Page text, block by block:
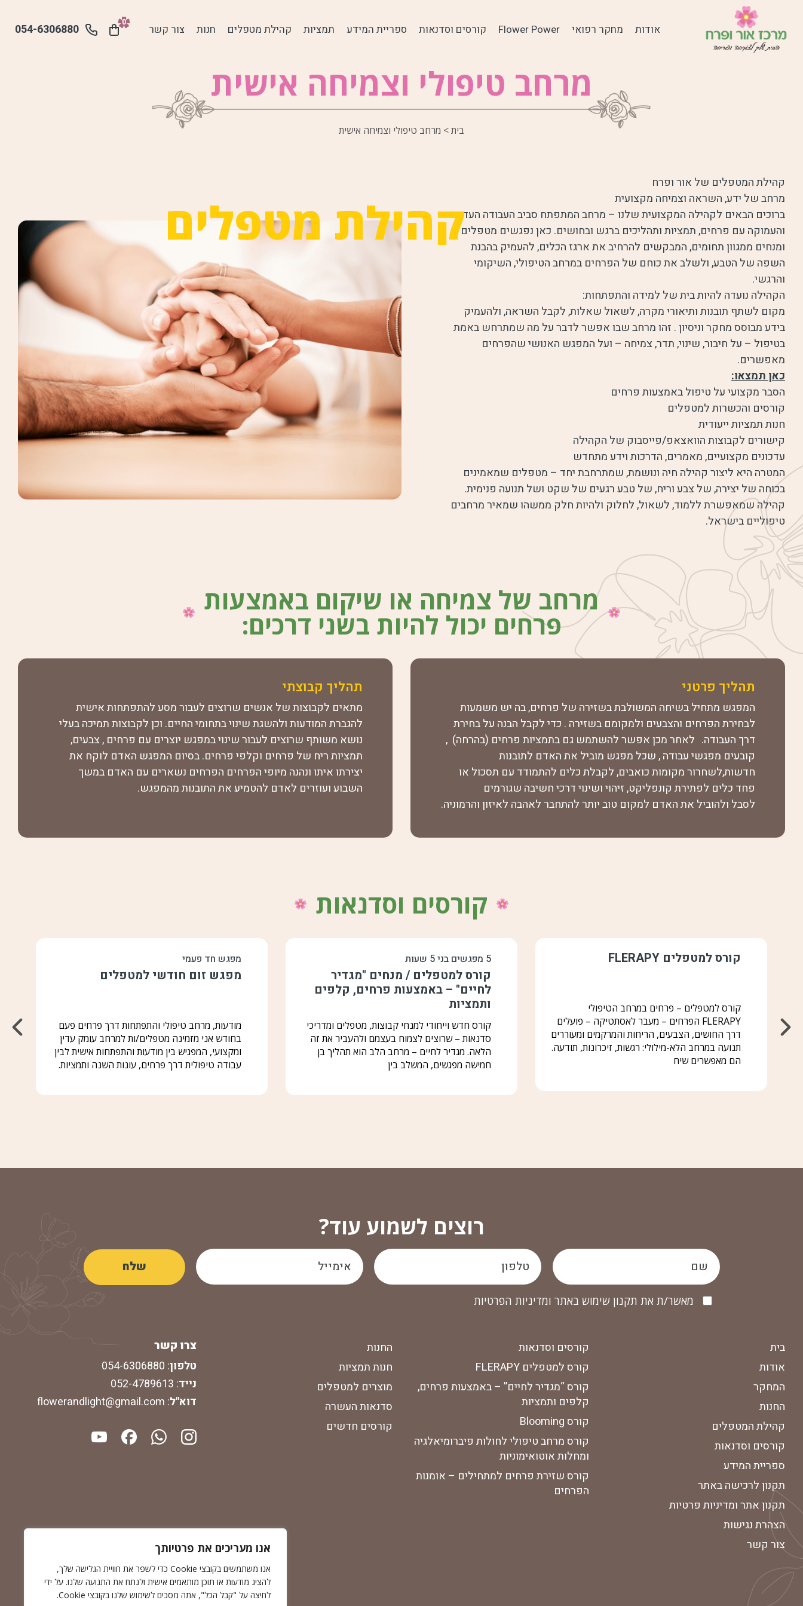
אנו מעריכים את פרטיותך
אנו משתמשים בקובצי Cookie כדי לשפר את חוויית הגלישה שלך,
להציג מודעות או תוכן מותאמים אישית ולנתח את התנועה שלנו. על ידי
לחיצה על "קבל הכל", אתה מסכים לשימוש שלנו בקובצי Cookie.
אודות מחקר רפואי Flower Power קורסים וסדנאות ספריית המידע תמציות קהילת מטפלים חנות צור קשר 0
054-6306880
מרחב טיפולי וצמיחה אישית
בית> מרחב טיפולי וצמיחה אישית
קהילת המטפלים של אור ופרח
מרחב של ידע, השראה וצמיחה מקצועית
ברוכים הבאים לקהילה המקצועית שלנו – מרחב המתפתח סביב העבודה העדינה
והעמוקה עם פרחים, תמציות ותהליכים ברגש ובחושים. כאן נפגשים מטפלים
ומנחים ממגוון תחומים, המבקשים להרחיב את ארגז הכלים, להעמיק בהבנת
השפה של הטבע, ולשלב את כוחם של הפרחים במרחב הטיפולי, השיקומי
והרגשי.
הקהילה נועדה להיות בית של למידה והתפתחות:
מקום לשתף תובנות ותיאורי מקרה, לשאול שאלות, לקבל השראה, ולהעמיק
בידע מבוסס מחקר וניסיון . זהו מרחב שבו אפשר לדבר על מה שמתרחש באמת
בטיפול – על חיבור, שינוי, תדר, צמיחה – ועל המפגש האנושי שהפרחים
מאפשרים.
כאן תמצאו:
הסבר מקצועי על טיפול באמצעות פרחים
קורסים והכשרות למטפלים
חנות תמציות ייעודית
קישורים לקבוצות הוואצאפ/פייסבוק של הקהילה
עדכונים מקצועיים, מאמרים, הדרכות וידע מתחדש
המטרה היא ליצור קהילה חיה ונושמת, שמתרחבת יחד – מטפלים שמאמינים
בכוחה של יצירה, של צבע וריח, של טבע רגעים של שקט ושל תנועה פנימית.
קהילה שמאפשרת ללמוד, לשאול, לחלוק ולהיות חלק ממשהו שמאיר מרחבים
טיפוליים בישראל.
קהילת מטפלים
מרחב של צמיחה או שיקום באמצעות
פרחים יכול להיות בשני דרכים:
תהליך פרטני
המפגש מתחיל בשיחה המשולבת בשזירה של פרחים, בה יש משמעות
לבחירת הפרחים והצבעים ולמקומם בשזירה . כדי לקבל הבנה על בחירת
דרך העבודה. לאחר מכן אפשר להשתמש גם בתמציות פרחים (בהרחה) ,
קובעים מפגשי עבודה , שכל מפגש מוביל את האדם לתובנות
חדשות,לשחרור מקומות כואבים, לקבלת כלים להתמודד עם תסכול או
פחד כלים לפתירת קונפליקט, זיהוי ושינוי דרכי חשיבה שגורמים
לסבל ולהוביל את האדם למקום טוב יותר להתחבר לאהבה לאיזון והרמוניה.
תהליך קבוצתי
מתאים לקבוצות של אנשים שרוצים לעבור מסע להתפתחות אישית
להגברת המודעות ולהשגת שינוי בתחומי החיים. וכן לקבוצות תמיכה בעלי
נושא משותף שרוצים לעבור שינוי במפגש יוצרים עם פרחים , צבעים,
תמציות ריח של פרחים וקלפי פרחים. בסיום המפגש האדם לוקח את
יצירתו איתו ונהנה מיופי הפרחים הפרחים נשארים עם האדם במשך
השבוע ועוזרים לאדם להטמיע את התובנות מהמפגש.
קורסים וסדנאות
קורס למטפלים FLERAPY
קורס למטפלים – פרחים במרחב הטיפולי
FLERAPY הפרחים – מעבר לאסתטיקה – פועלים
דרך החושים, הצבעים, הריחות והמרקמים ומעוררים
תנועה במרחב הלא-מילולי: רגשות, זיכרונות, תודעה.
הם מאפשרים שיח
5 מפגשים בני 5 שעות
קורס למטפלים / מנחים "מגדיר
לחיים" – באמצעות פרחים, קלפים
ותמציות
קורס חדש וייחודי למנחי קבוצות, מטפלים ומדריכי
סדנאות – שרוצים לצמוח בעצמם ולהעביר את זה
הלאה. מגדיר לחיים – מרחב הלב הוא תהליך בן
חמישה מפגשים, המשלב בין
מפגש חד פעמי
מפגש זום חודשי למטפלים
מודעות, מרחב טיפולי והתפתחות דרך פרחים פעם
בחודש אני מזמינה מטפלים/ות למרחב עומק עדין
ומקצועי, המפגיש בין מודעות והתפתחות אישית לבין
עבודה טיפולית דרך פרחים, עונות השנה ותמציות.
רוצים לשמוע עוד?
מאשר/ת את תקנון שימוש באתר ומדיניות הפרטיות
בית
אודות
המחקר
החנות
קהילת המטפלים
קורסים וסדנאות
ספריית המידע
תקנון לרכישה באתר
תקנון אתר ומדיניות פרטיות
הצהרת נגישות
צור קשר
קורסים וסדנאות
קורס למטפלים FLERAPY
קורס “מגדיר לחיים” – באמצעות פרחים,
קלפים ותמציות
קורס Blooming
קורס מרחב טיפולי לחולות פיברומיאלגיה
ומחלות אוטואימוניות
קורס שזירת פרחים למתחילים – אומנות
הפרחים
החנות
חנות תמציות
מוצרים למטפלים
סדנאות העשרה
קורסים חדשים
צרו קשר
טלפון:
054-6306880
נייד:
052-4789613
דוא"ל:
flowerandlight@gmail.com